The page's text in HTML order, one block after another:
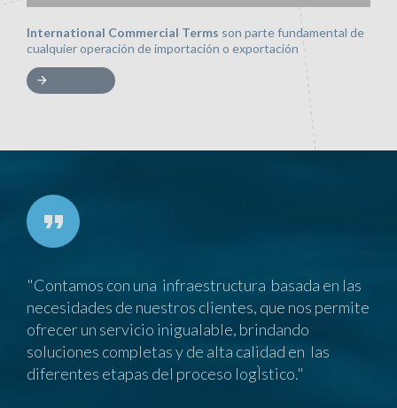
International Commercial Terms son parte fundamental de
cualquier operación de importación o exportación
"Contamos con una infraestructura basada en las
necesidades de nuestros clientes, que nos permite
ofrecer un servicio inigualable, brindando
soluciones completas y de alta calidad en las
diferentes etapas del proceso logÌstico."